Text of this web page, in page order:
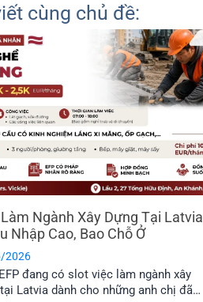
cùng chủ đề:
Ngành Xây Dựng Tại Latvia
Nhập Cao, Bao Chỗ Ở
2026
đang có slot việc làm ngành xây
Latvia dành cho những anh chị đã